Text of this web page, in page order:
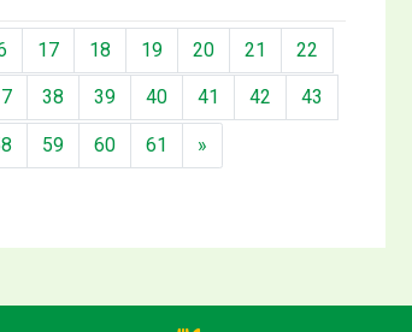
17 18 19 20 21 22
38 39 40 41 42 43
59 60 61 »